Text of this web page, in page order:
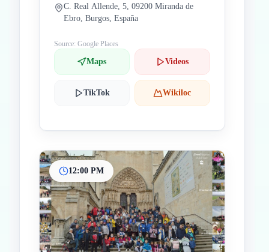
C. Real Allende, 5, 09200 Miranda de
Ebro, Burgos, España
Source: Google Places
Maps Videos
TikTok Wikiloc
12:00 PM